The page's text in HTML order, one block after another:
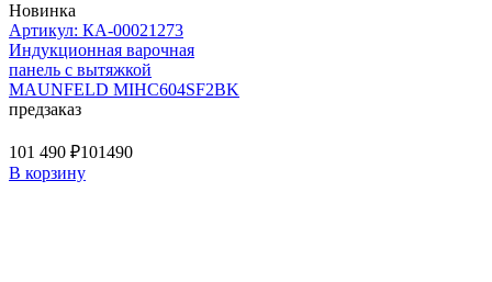
Новинка
Артикул: КА-00021273
Индукционная варочная
панель с вытяжкой
MAUNFELD MIHC604SF2BK
предзаказ
101 490 ₽101490
В корзину